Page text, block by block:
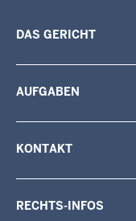
DAS GERICHT
AUFGABEN
KONTAKT
RECHTS-INFOS